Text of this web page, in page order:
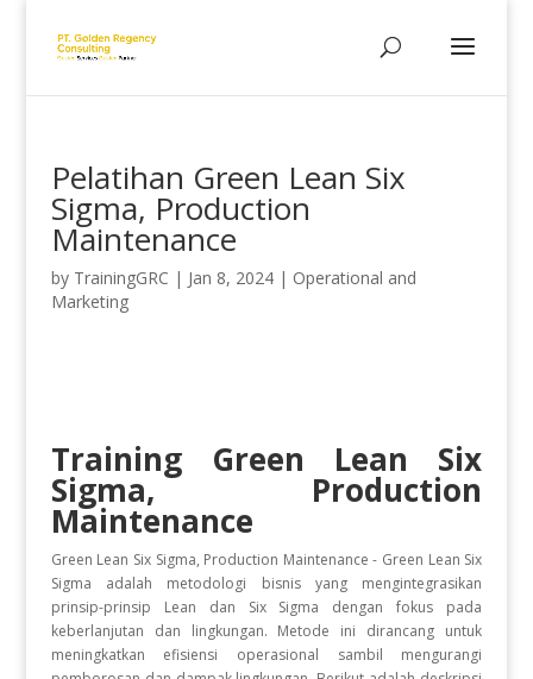
Pelatihan Green Lean Six
Sigma, Production
Maintenance
by TrainingGRC | Jan 8, 2024| Operational and
Marketing
Training Green Lean Six
Sigma, Production
Maintenance
Green Lean Six Sigma, Production Maintenance - Green Lean Six
Sigma adalah metodologi bisnis yang mengintegrasikan
prinsip-prinsip Lean dan Six Sigma dengan fokus pada
keberlanjutan dan lingkungan. Metode ini dirancang untuk
meningkatkan efisiensi operasional sambil mengurangi